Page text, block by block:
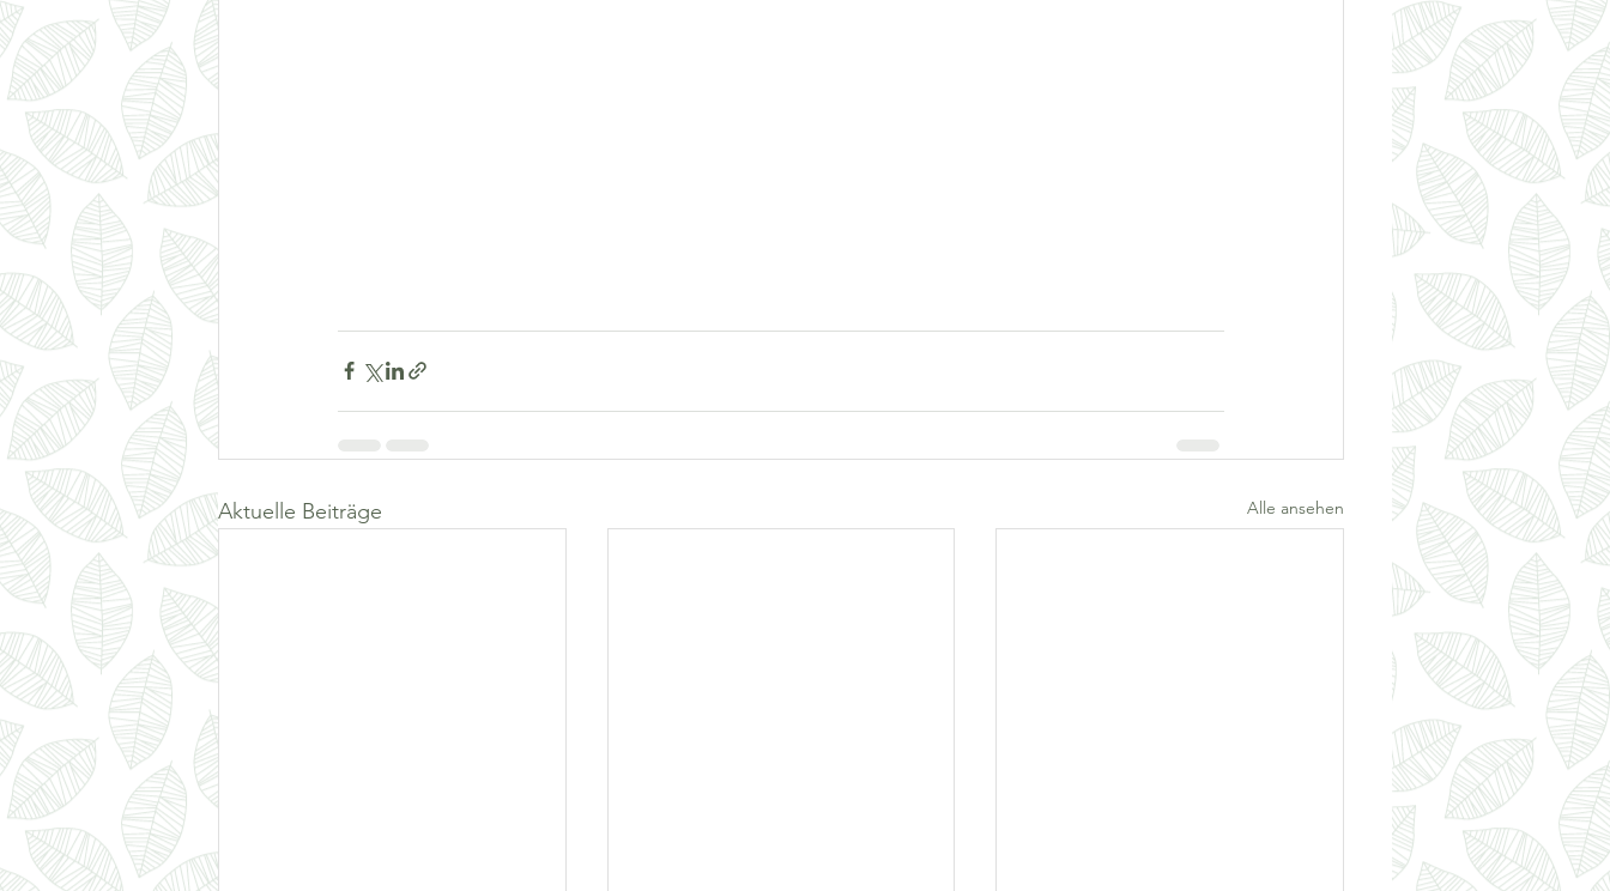
Aktuelle Beiträge Alle ansehen